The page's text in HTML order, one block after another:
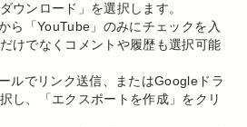
ウンロード」を選択します。
ら「YouTube」のみにチェックを入
けでなくコメントや履歴も選択可能
ルでリンク送信、またはGoogleドラ
し、「エクスポートを作成」をクリ